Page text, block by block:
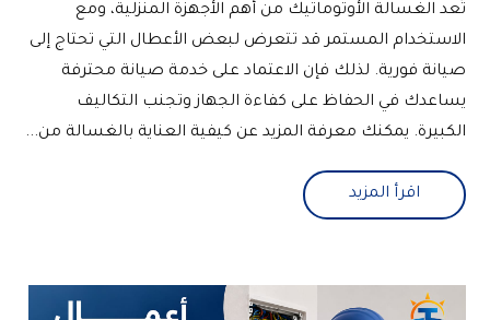
تُعد الغسالة الأوتوماتيك من أهم الأجهزة المنزلية، ومع
الاستخدام المستمر قد تتعرض لبعض الأعطال التي تحتاج إلى
صيانة فورية. لذلك فإن الاعتماد على خدمة صيانة محترفة
يساعدك في الحفاظ على كفاءة الجهاز وتجنب التكاليف
الكبيرة. يمكنك معرفة المزيد عن كيفية العناية بالغسالة من...
اقرأ المزيد